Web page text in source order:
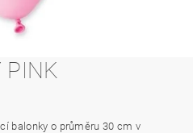
PINK
balonky o průměru 30 cm v